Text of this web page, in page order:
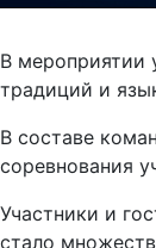
В мероприятии
традиций и
В составе
соревнования
Участники и
стало